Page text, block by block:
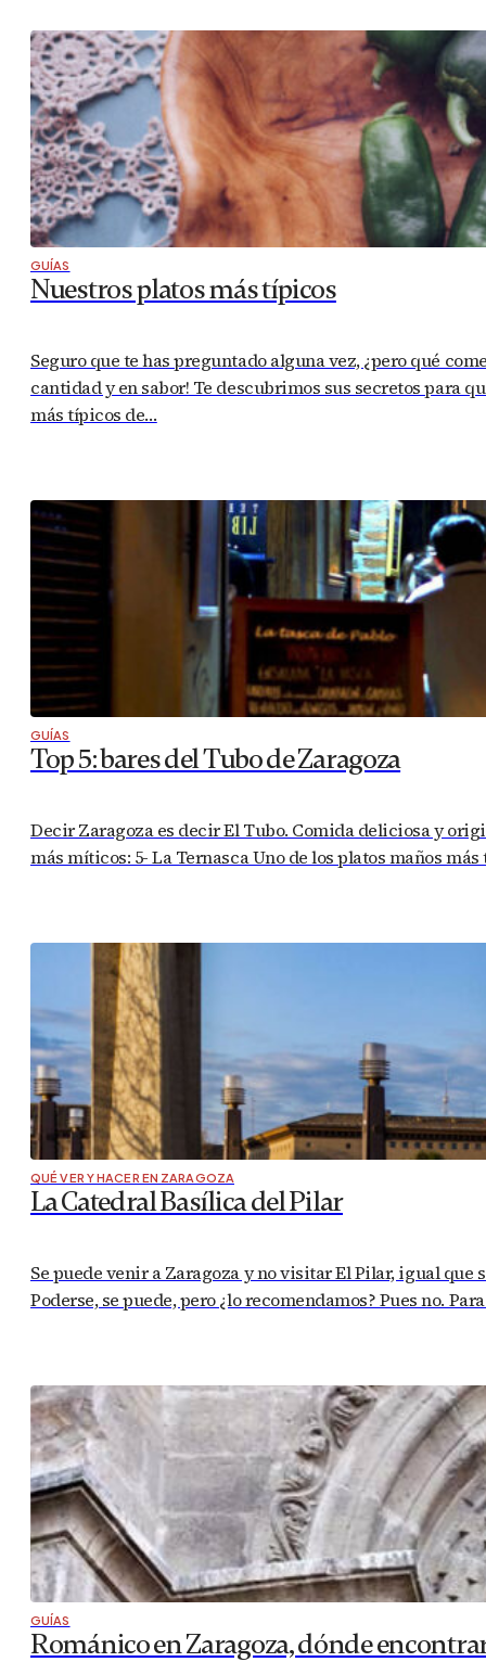
GUÍAS
Nuestros platos más típicos
Seguro que te has preguntado alguna vez, ¿pero qué
cantidad y en sabor! Te descubrimos sus secretos para
más típicos de…
GUÍAS
Top 5: bares del Tubo de Zaragoza
Decir Zaragoza es decir El Tubo. Comida deliciosa y
más míticos: 5- La Ternasca Uno de los platos maños
QUÉ VER Y HACER EN ZARAGOZA
La Catedral Basílica del Pilar
Se puede venir a Zaragoza y no visitar El Pilar, igual que
Poderse, se puede, pero ¿lo recomendamos? Pues no.
GUÍAS
Románico en Zaragoza, dónde